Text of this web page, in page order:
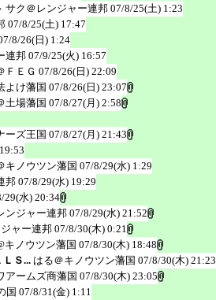
サク＠レンジャー連邦 07/8/25(土) 1:23
07/8/25(土) 17:47
8/26(日) 1:24
連邦 07/9/25(火) 16:57
ＦＥＧ 07/8/26(日) 22:09
よけ藩国 07/8/26(日) 23:07
土場藩国 07/8/27(月) 2:58
ーズ王国 07/8/27(月) 21:43
キノウツン藩国 07/8/29(水) 1:29
邦 07/8/29(水) 19:29
29(水) 20:34
ンジャー連邦 07/8/29(水) 21:52
ャー連邦 07/8/30(木) 0:21
キノウツン藩国 07/8/30(木) 18:48
Ｓ... はる＠キノウツン藩国 07/8/30(木) 21:23
アームズ商藩国 07/8/30(木) 23:05
国 07/8/31(金) 1:11